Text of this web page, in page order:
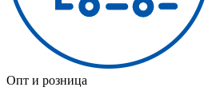
Опт и розница